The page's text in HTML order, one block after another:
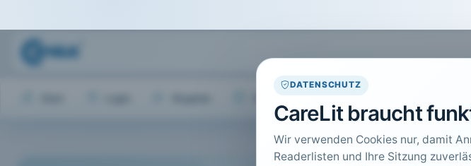
DATENSCHUTZ
CareLit braucht
Wir verwenden Cookies nur, damit
Readerlisten und Ihre Sitzung